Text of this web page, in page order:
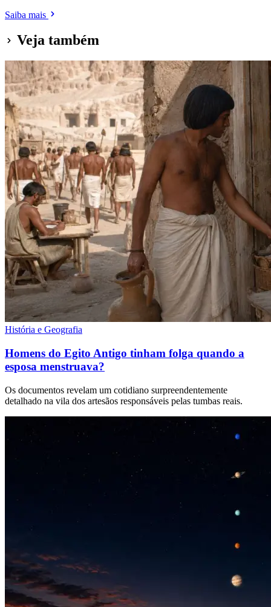
Saiba mais
Veja também
História e Geografia
Homens do Egito Antigo tinham folga quando a
esposa menstruava?
Os documentos revelam um cotidiano surpreendentemente
detalhado na vila dos artesãos responsáveis pelas tumbas reais.